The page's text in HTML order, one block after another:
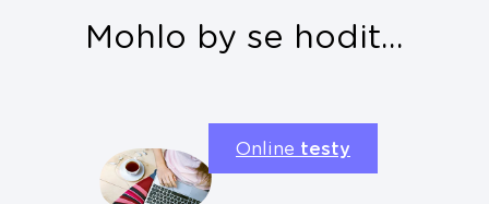
Mohlo by se hodit...
Online testy